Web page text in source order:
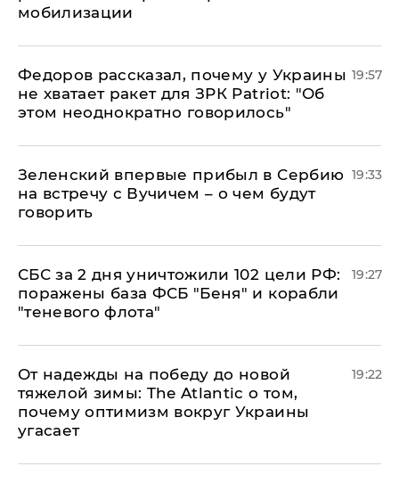
мобилизации
Федоров рассказал, почему у Украины
не хватает ракет для ЗРК Patriot: "Об
этом неоднократно говорилось"
19:57
Зеленский впервые прибыл в Сербию
на встречу с Вучичем – о чем будут
говорить
19:33
СБС за 2 дня уничтожили 102 цели РФ:
поражены база ФСБ "Беня" и корабли
"теневого флота"
19:27
От надежды на победу до новой
тяжелой зимы: The Atlantic о том,
почему оптимизм вокруг Украины
угасает
19:22